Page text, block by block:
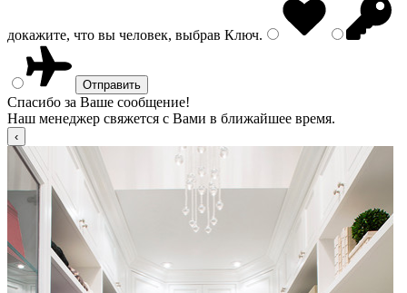
докажите, что вы человек, выбрав Ключ.
Спасибо за Ваше сообщение!
Наш менеджер свяжется с Вами в ближайшее время.